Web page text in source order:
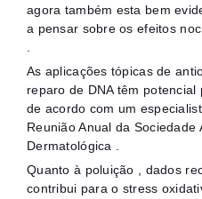
agora também esta bem
a pensar sobre os efeitos
.
As aplicações tópicas de
reparo de DNA têm
de acordo com um
Reunião Anual da Sociedade
Dermatológica .
Quanto à poluição , dados
contribui para o stress